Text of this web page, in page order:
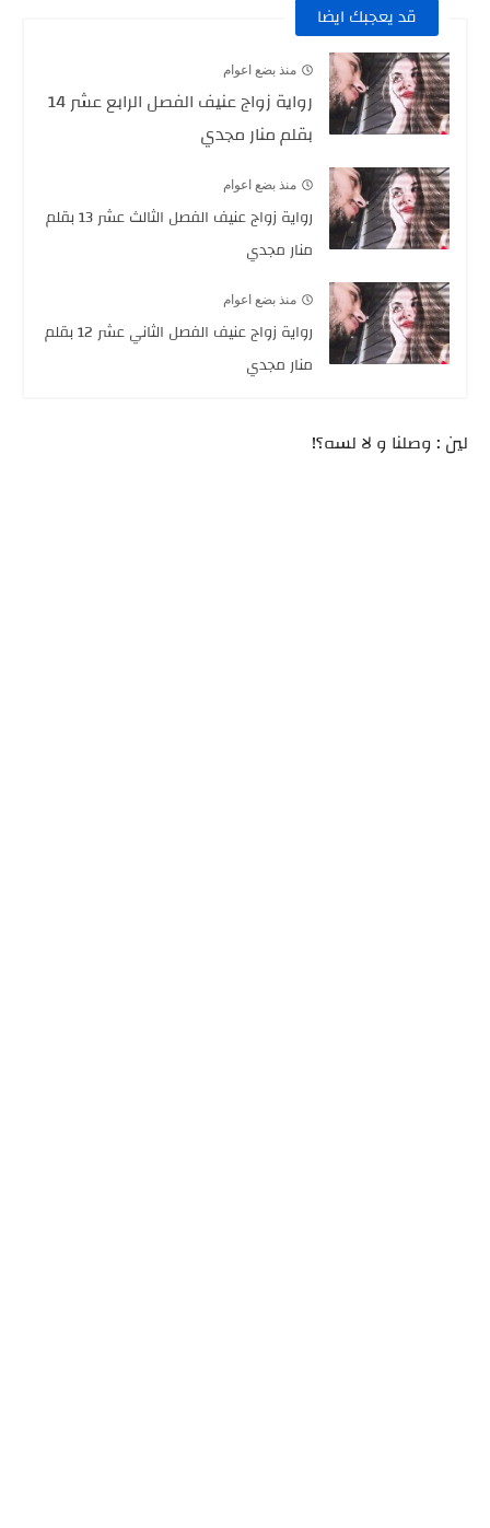
قد يعجبك ايضا
منذ بضع اعوام
رواية زواج عنيف الفصل الرابع عشر 14
بقلم منار مجدي
منذ بضع اعوام
رواية زواج عنيف الفصل الثالث عشر 13 بقلم
منار مجدي
منذ بضع اعوام
رواية زواج عنيف الفصل الثاني عشر 12 بقلم
منار مجدي
لين : وصلنا و لا لسه؟!